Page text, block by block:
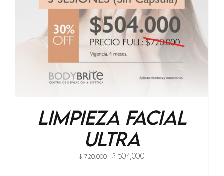
Limpieza Facial
Ultra
$720,000
Original
$ 504,000Current